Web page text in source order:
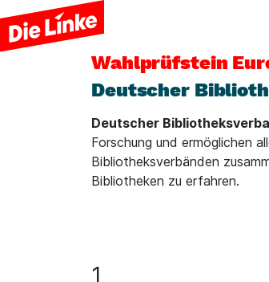
Wahlprüfstein
Deutscher
Deutscher
Forschung und ermöglichen
Bibliotheksverbänden
Bibliotheken zu erfahren.
1